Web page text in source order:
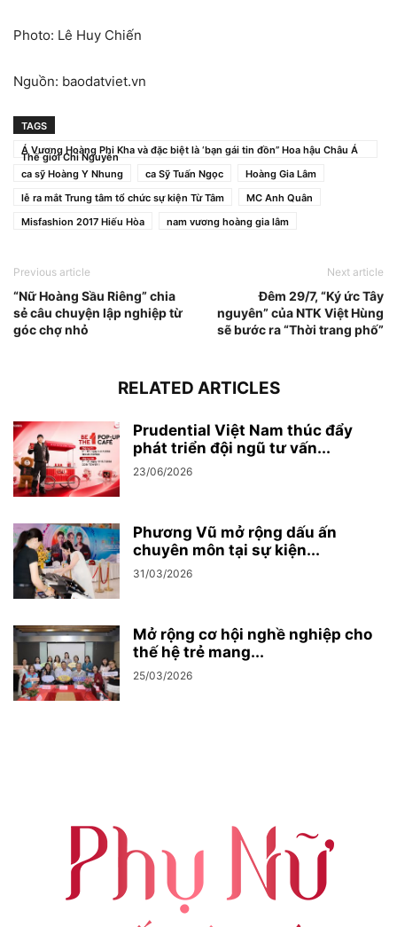
Photo: Lê Huy Chiến
Nguồn: baodatviet.vn
TAGS
Á Vương Hoàng Phi Kha và đặc biệt là ‘bạn gái tin đồn” Hoa hậu Châu Á
Thế giới Chi Nguyễn
ca sỹ Hoàng Y Nhung
ca Sỹ Tuấn Ngọc
Hoàng Gia Lâm
lễ ra mắt Trung tâm tổ chức sự kiện Từ Tâm
MC Anh Quân
Misfashion 2017 Hiếu Hòa
nam vương hoàng gia lâm
Previous article
“Nữ Hoàng Sầu Riêng” chia
sẻ câu chuyện lập nghiệp từ
góc chợ nhỏ
Next article
Đêm 29/7, “Ký ức Tây
nguyên” của NTK Việt Hùng
sẽ bước ra “Thời trang phố”
RELATED ARTICLES
Prudential Việt Nam thúc đẩy
phát triển đội ngũ tư vấn...
23/06/2026
Phương Vũ mở rộng dấu ấn
chuyên môn tại sự kiện...
31/03/2026
Mở rộng cơ hội nghề nghiệp cho
thế hệ trẻ mang...
25/03/2026